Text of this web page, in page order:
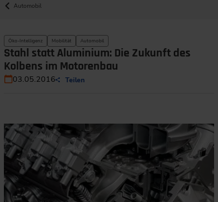
Automobil
Öko-Intelligenz Mobilität Automobil
Stahl statt Aluminium: Die Zukunft des
Kolbens im Motorenbau
03.05.2016 Teilen